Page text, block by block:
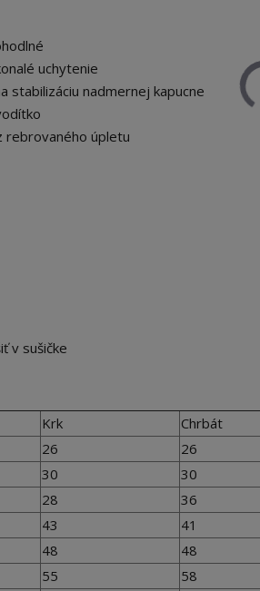
uchytenie
stabilizáciu nadmernej kapucne
rebrovaného úpletu
v sušičke
Krk
Chrbát
26
26
30
30
28
36
43
41
48
48
55
58